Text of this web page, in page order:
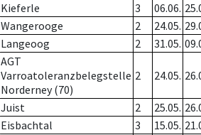
Kieferle 3 06.06.
Wangerooge 2 24.05.
Langeoog 2 31.05.
AGT
Varroatoleranzbelegstelle
Norderney (70)
2 24.05.
Juist 2 25.05.
Eisbachtal 3 15.05.